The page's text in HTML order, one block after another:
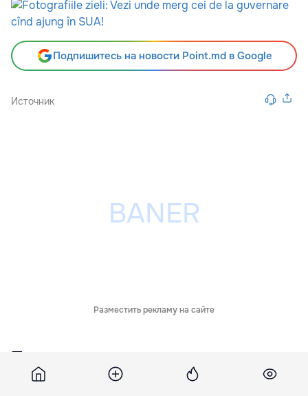
Подпишитесь на новости Point.md в Google
Источник
Разместить рекламу на сайте
Похожие новости